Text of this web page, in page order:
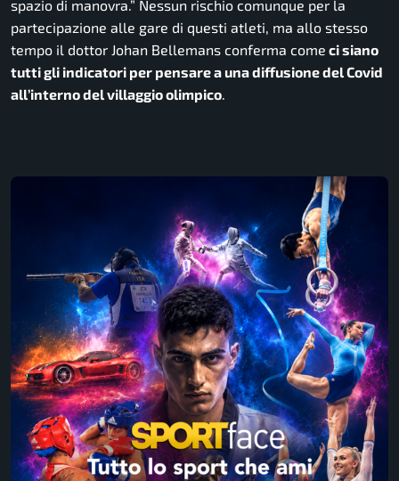
spazio di manovra.” Nessun rischio comunque per la
partecipazione alle gare di questi atleti, ma allo stesso
tempo il dottor Johan Bellemans conferma come ci siano
tutti gli indicatori per pensare a una diffusione del Covid
all’interno del villaggio olimpico.